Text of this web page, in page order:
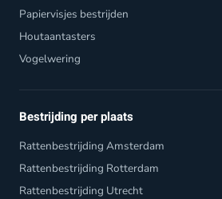
Papiervisjes bestrijden
Houtaantasters
Vogelwering
Bestrijding per plaats
Rattenbestrijding Amsterdam
Rattenbestrijding Rotterdam
Rattenbestrijding Utrecht